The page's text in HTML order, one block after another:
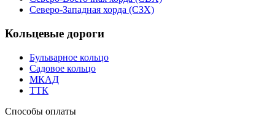
Северо-Западная хорда (СЗХ)
Кольцевые дороги
Бульварное кольцо
Садовое кольцо
МКАД
ТТК
Способы оплаты